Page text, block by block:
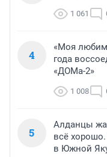
1 061
4
«Моя
года
«ДОМа-2»
1 008
5
Алданцы
всё
в Южной